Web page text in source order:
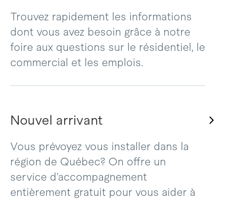
Trouvez rapidement les informations
dont vous avez besoin grâce à notre
foire aux questions sur le résidentiel, le
commercial et les emplois.
Nouvel arrivant
Vous prévoyez vous installer dans la
région de Québec? On offre un
service d’accompagnement
entièrement gratuit pour vous aider à